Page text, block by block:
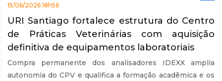
15/06/2026 18h56
URI Santiago fortalece estrutura do Centro
de Práticas Veterinárias com aquisição
definitiva de equipamentos laboratoriais
Compra permanente dos analisadores IDEXX amplia
autonomia do CPV e qualifica a formação acadêmica e os